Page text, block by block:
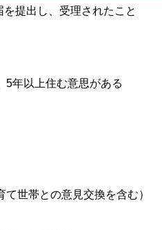
提出し、受理されたこと
5年以上住む意思がある
世帯との意見交換を含む）